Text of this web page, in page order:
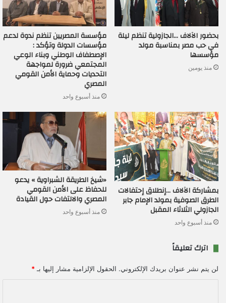
بحضور الآلاف …الجازولية تنظم ليلة
في حب مصر بمناسبة مولد
مؤسسها
منذ يومين
مؤسسة المصريين تنظم ندوة لدعم
مؤسسات الدولة وتؤكد :
الإصطفاف الوطني وبناء الوعي
المجتمعي ضرورة لمواجهة
التحديات وحماية الأمن القومي
المصري
منذ أسبوع واحد
بمشاركة الآلاف …إنطلاق إحتفالات
الطرق الصوفية بمولد الإمام جابر
الجازولي الثلاثاء المقبل
منذ أسبوع واحد
«شيخ الطريقة الشبراوية » يدعو
للحفاظ على الأمن القومي
المصري والالتفات حول القيادة
منذ أسبوع واحد
اترك تعليقاً
لن يتم نشر عنوان بريدك الإلكتروني. الحقول الإلزامية مشار إليها بـ *